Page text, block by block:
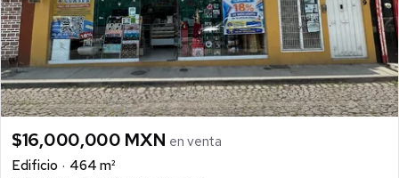
$16,000,000 MXN en venta
Edificio
464 m²